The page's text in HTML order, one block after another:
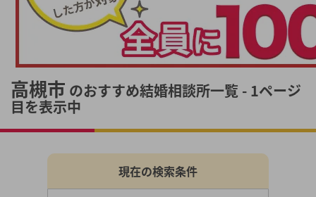
高槻市 のおすすめ結婚相談所一覧 - 1ページ
目を表示中
現在の検索条件